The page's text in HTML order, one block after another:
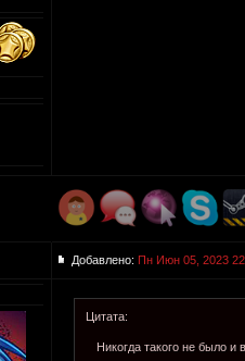
Добавлено: Пн Июн 05, 2023
Цитата:
Никогда такого не было и